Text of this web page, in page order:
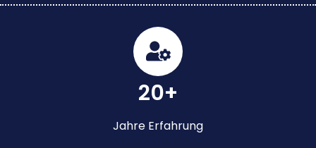
20+
Jahre Erfahrung